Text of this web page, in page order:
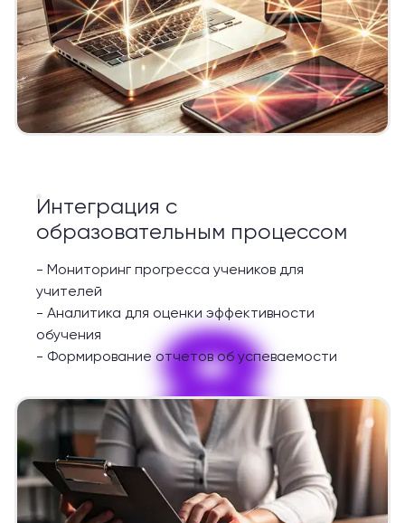
8
Интеграция с
образовательным процессом
- Мониторинг прогресса учеников для
учителей
- Аналитика для оценки эффективности
обучения
- Формирование отчетов об успеваемости